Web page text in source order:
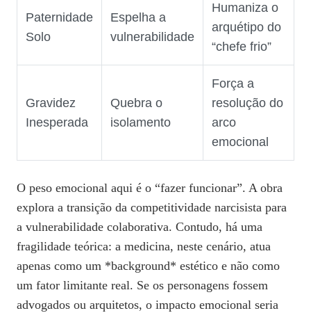
Paternidade
Solo
Espelha a
vulnerabilidade
Humaniza o
arquétipo do
“chefe frio”
Gravidez
Inesperada
Quebra o
isolamento
Força a
resolução do
arco
emocional
O peso emocional aqui é o “fazer funcionar”. A obra
explora a transição da competitividade narcisista para
a vulnerabilidade colaborativa. Contudo, há uma
fragilidade teórica: a medicina, neste cenário, atua
apenas como um *background* estético e não como
um fator limitante real. Se os personagens fossem
advogados ou arquitetos, o impacto emocional seria